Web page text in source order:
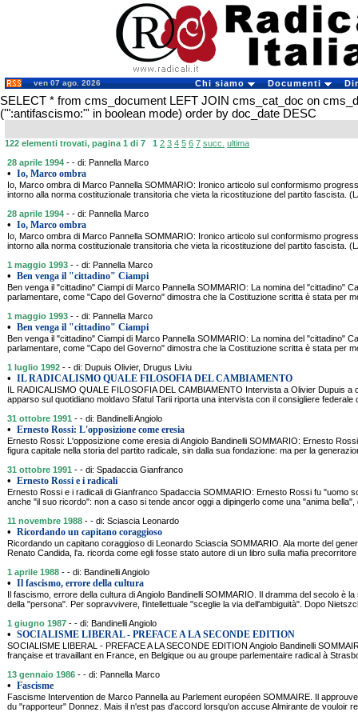
ven 07 ago. 2026 Chi siamo Documenti
SELECT * from cms_document LEFT JOIN cms_cat_doc on
('":antifascismo:"' in boolean mode) order by doc_date DESC
122 elementi trovati, pagina 1 di 7 1 2 3 4 5 6 7 succ. ultima
28 aprile 1994 - - di: Pannella Marco
• Io, Marco ombra
Io, Marco ombra di Marco Pannella SOMMARIO: Ironico articolo sul conformismo
intorno alla norma costituzionale transitoria che vieta la ricostituzione del partito fascista.
28 aprile 1994 - - di: Pannella Marco
• Io, Marco ombra
Io, Marco ombra di Marco Pannella SOMMARIO: Ironico articolo sul conformismo
intorno alla norma costituzionale transitoria che vieta la ricostituzione del partito fascista.
1 maggio 1993 - - di: Pannella Marco
• Ben venga il "cittadino" Ciampi
Ben venga il "cittadino" Ciampi di Marco Pannella SOMMARIO: La nomina del "cittadino"
parlamentare, come "Capo del Governo" dimostra che la Costituzione scritta è stata per
1 maggio 1993 - - di: Pannella Marco
• Ben venga il "cittadino" Ciampi
Ben venga il "cittadino" Ciampi di Marco Pannella SOMMARIO: La nomina del "cittadino"
parlamentare, come "Capo del Governo" dimostra che la Costituzione scritta è stata per
1 luglio 1992 - - di: Dupuis Olivier, Drugus Liviu
• IL RADICALISMO QUALE FILOSOFIA DEL CAMBIAMENTO
IL RADICALISMO QUALE FILOSOFIA DEL CAMBIAMENTO Intervista a Olivier Dupuis
apparso sul quotidiano moldavo Sfatul Tarii riporta una intervista con il consigliere federale
31 ottobre 1991 - - di: Bandinelli Angiolo
• Ernesto Rossi: L'opposizione come eresia
Ernesto Rossi: L'opposizione come eresia di Angiolo Bandinelli SOMMARIO: Ernesto
figura capitale nella storia del partito radicale, sin dalla sua fondazione: ma per la
31 ottobre 1991 - - di: Spadaccia Gianfranco
• Ernesto Rossi e i radicali
Ernesto Rossi e i radicali di Gianfranco Spadaccia SOMMARIO: Ernesto Rossi fu "uomo
anche "il suo ricordo": non a caso si tende ancor oggi a dipingerlo come una "anima bella",
11 novembre 1988 - - di: Sciascia Leonardo
• Ricordando un capitano coraggioso
Ricordando un capitano coraggioso di Leonardo Sciascia SOMMARIO. Ala morte del
Renato Candida, l'a. ricorda come egli fosse stato autore di un libro sulla mafia
1 aprile 1988 - - di: Bandinelli Angiolo
• Il fascismo, errore della cultura
Il fascismo, errore della cultura di Angiolo Bandinelli SOMMARIO. Il dramma del secolo è
della "persona". Per sopravvivere, l'intellettuale "sceglie la via dell'ambiguità". Dopo
1 giugno 1987 - - di: Bandinelli Angiolo
• SOCIALISME LIBERAL - PREFACE A LA SECONDE EDITION
SOCIALISME LIBERAL - PREFACE A LA SECONDE EDITION Angiolo Bandinelli
française et travaillant en France, en Belgique ou au groupe parlementaire radical à
13 gennaio 1986 - - di: Pannella Marco
• Fascisme
Fascisme Intervention de Marco Pannella au Parlement européen SOMMAIRE. Il
du "rapporteur" Donnez. Mais il n'est pas d'accord lorsqu'on accuse Almirante de vouloir